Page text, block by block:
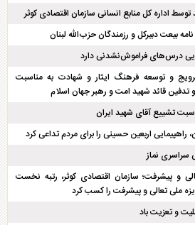
اداره کل منابع انسانی سازمان اقتصادی کوثر
بیعت دبیرکل و رزمندگان حزب‌الله لبنان
درس‌های فراموش‌نشدنی دارد
ترویج و توسعه فرهنگ ایثار و شهادت به مناسبت
تدفین قائد شهید امت و رهبر جهان اسلام
تشییع آقای شهید ایران
راهپیمایی اربعین حسینی را برای مردم تداعی کرد
نماز
و پیشرفت؛ سازمان اقتصادی کوثر، رتبه نخست
ملی تعالی و پیشرفت را کسب کرد
و تعزیت باد